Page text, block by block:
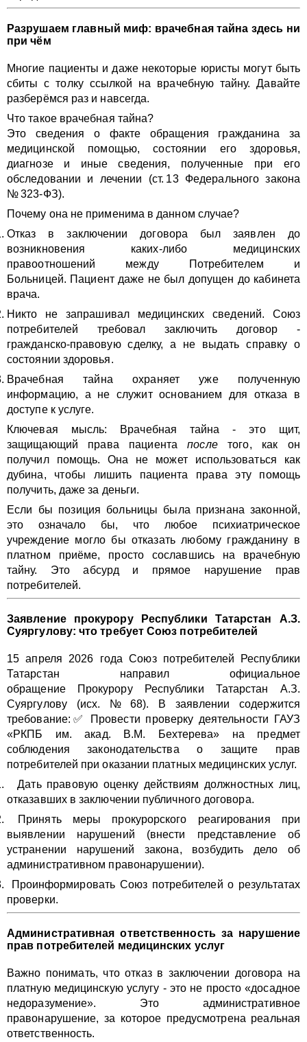
Разрушаем главный миф: врачебная тайна здесь ни
при чём
Многие пациенты и даже некоторые юристы могут быть
сбиты с толку ссылкой на врачебную тайну. Давайте
разберёмся раз и навсегда.
Что такое врачебная тайна?
Это сведения о факте обращения гражданина за
медицинской помощью, состоянии его здоровья,
диагнозе и иные сведения, полученные при его
обследовании и лечении (ст. 13 Федерального закона
№ 323‑ФЗ).
Почему она не применима в данном случае?
Отказ в заключении договора был заявлен до
возникновения каких-либо медицинских
правоотношений между Потребителем и
Больницей. Пациент даже не был допущен до кабинета
врача.
Никто не запрашивал медицинских сведений. Союз
потребителей требовал заключить договор -
гражданско-правовую сделку, а не выдать справку о
состоянии здоровья.
Врачебная тайна охраняет уже полученную
информацию, а не служит основанием для отказа в
доступе к услуге.
Ключевая мысль: Врачебная тайна - это щит,
защищающий права пациентапослетого, как он
получил помощь. Она не может использоваться как
дубина, чтобы лишить пациента права эту помощь
получить, даже за деньги.
Если бы позиция больницы была признана законной,
это означало бы, что любое психиатрическое
учреждение могло бы отказать любому гражданину в
платном приёме, просто сославшись на врачебную
тайну. Это абсурд и прямое нарушение прав
потребителей.
Заявление прокурору Республики Татарстан А.З.
Суяргулову: что требует Союз потребителей
15 апреля 2026 года Союз потребителей Республики
Татарстан направил официальное
обращение Прокурору Республики Татарстан А.З.
Суяргулову (исх. № 68). В заявлении содержится
требование:✅ Провести проверку деятельности ГАУЗ
«РКПБ им. акад. В.М. Бехтерева» на предмет
соблюдения законодательства о защите прав
потребителей при оказании платных медицинских услуг.
Дать правовую оценку действиям должностных лиц,
отказавших в заключении публичного договора.
Принять меры прокурорского реагирования при
выявлении нарушений (внести представление об
устранении нарушений закона, возбудить дело об
административном правонарушении).
Проинформировать Союз потребителей о результатах
проверки.
Административная ответственность за нарушение
прав потребителей медицинских услуг
Важно понимать, что отказ в заключении договора на
платную медицинскую услугу - это не просто «досадное
недоразумение». Это административное
правонарушение, за которое предусмотрена реальная
ответственность.